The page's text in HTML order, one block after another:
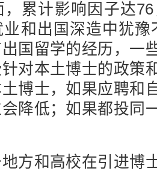
，累计影响因子达
和出国深造中犹
国留学的经历，一
对本土博士的政策
博士，如果应聘和
降低；如果都投同
方和高校在引进博